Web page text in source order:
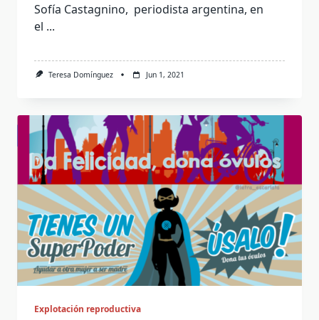
Sofía Castagnino, periodista argentina, en
el ...
Teresa Domínguez Jun 1, 2021
Explotación reproductiva